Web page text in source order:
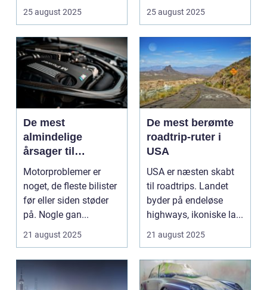
25 august 2025
...
25 august 2025
De mest
almindelige
årsager til
motorproblemer
Motorproblemer er
noget, de fleste bilister
før eller siden støder
på. Nogle gan...
21 august 2025
De mest berømte
roadtrip-ruter i
USA
USA er næsten skabt
til roadtrips. Landet
byder på endeløse
highways, ikoniske la...
21 august 2025